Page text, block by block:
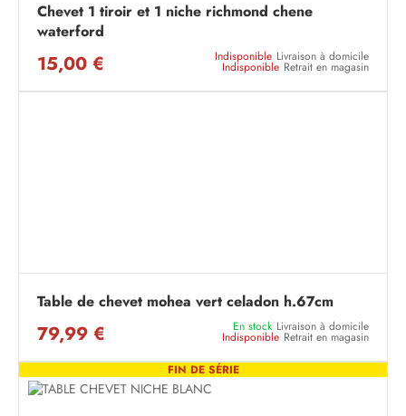
Chevet 1 tiroir et 1 niche richmond chene
waterford
15,00 € Indisponible Livraison à domicile
Indisponible Retrait en magasin
Table de chevet mohea vert celadon h.67cm
79,99 € En stock Livraison à domicile
Indisponible Retrait en magasin
FIN DE SÉRIE